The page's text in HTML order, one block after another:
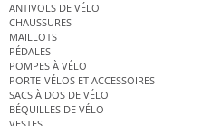
ANTIVOLS DE VÉLO
CHAUSSURES
MAILLOTS
PÉDALES
POMPES À VÉLO
PORTE-VÉLOS ET ACCESSOIRES
SACS À DOS DE VÉLO
BÉQUILLES DE VÉLO